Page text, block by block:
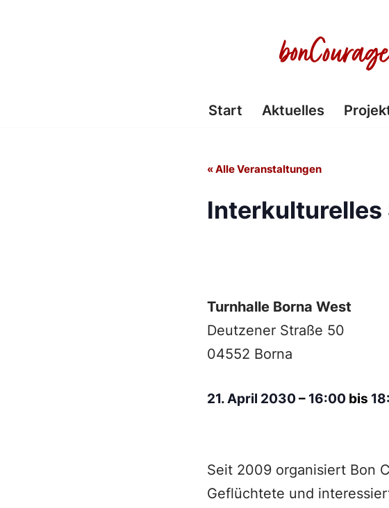
Start Aktuelles
« Alle Veranstaltungen
Turnhalle Borna West
Deutzener Straße 50
04552 Borna
21. April 2030 – 16:00 bis
Seit 2009 organisiert Bon
Geflüchtete und